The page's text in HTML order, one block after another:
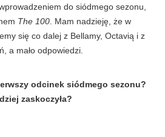
do siódmego sezonu,
The 100 . Mam nadzieję, że w
się co dalej z Bellamy, Octavią i z
a mało odpowiedzi.
odcinek siódmego sezonu?
zaskoczyła?